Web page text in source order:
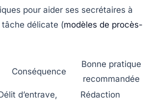
pour aider ses secrétaires à
délicate (modèles de procès-
Conséquence
Bonne pratique
recommandée
d’entrave,
Rédaction